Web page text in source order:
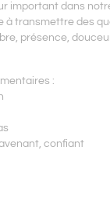
important dans
à transmettre des
présence,
:
confiant